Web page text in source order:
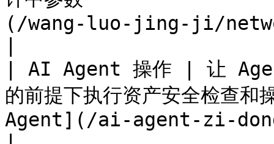
(/wang-luo-jing-ji/
| AI Agent 操作 | 让
的前提下执行资产安
Agent](/ai-agent-zi-